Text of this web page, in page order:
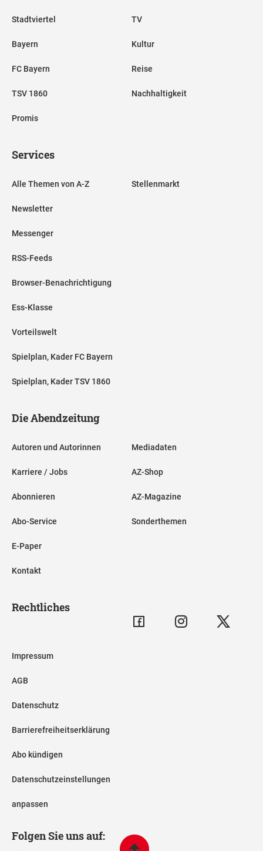
Stadtviertel
Bayern
FC Bayern
TSV 1860
Promis
TV
Kultur
Reise
Nachhaltigkeit
Services
Alle Themen von A-Z
Newsletter
Messenger
RSS-Feeds
Browser-Benachrichtigung
Ess-Klasse
Vorteilswelt
Spielplan, Kader FC Bayern
Spielplan, Kader TSV 1860
Stellenmarkt
Die Abendzeitung
Autoren und Autorinnen
Karriere / Jobs
Abonnieren
Abo-Service
E-Paper
Kontakt
Mediadaten
AZ-Shop
AZ-Magazine
Sonderthemen
Rechtliches
Impressum
AGB
Datenschutz
Barrierefreiheitserklärung
Abo kündigen
Datenschutzeinstellungen
anpassen
Folgen Sie uns auf: